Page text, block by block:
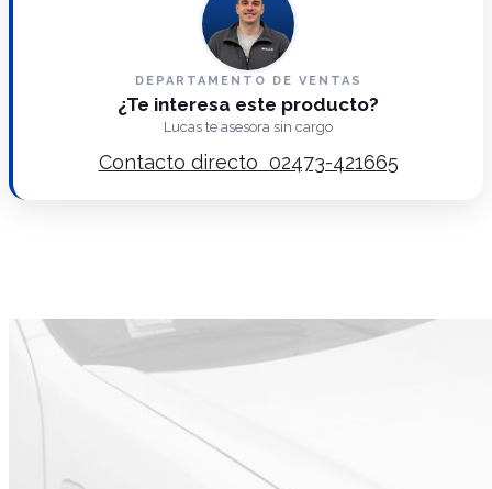
DEPARTAMENTO DE VENTAS
¿Te interesa este producto?
Lucas te asesora sin cargo
Contacto directo 02473-421665